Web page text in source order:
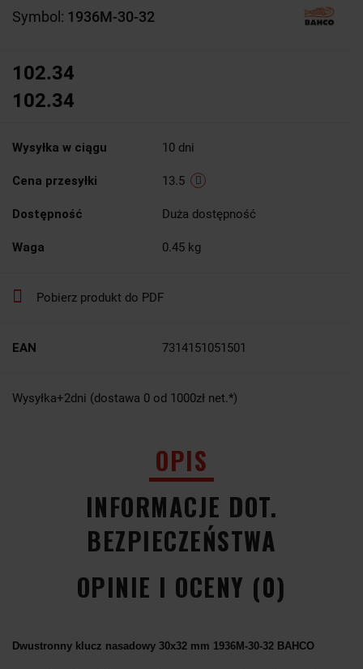
Symbol: 1936M-30-32
102.34
102.34
Wysyłka w ciągu 10 dni
Cena przesyłki 13.5
Dostępność Duża dostępność
Waga 0.45 kg
Pobierz produkt do PDF
EAN 7314151051501
Wysyłka+2dni (dostawa 0 od 1000zł net.*)
OPIS
INFORMACJE DOT.
BEZPIECZEŃSTWA
OPINIE I OCENY (0)
Dwustronny klucz nasadowy 30x32 mm 1936M-30-32 BAHCO